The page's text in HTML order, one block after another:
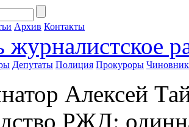
Архив Контакты
журналистское
Депутаты Полиция Прокуроры
Алексей
РЖД: